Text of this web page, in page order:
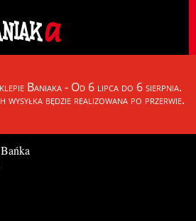
Baniaka - Od 6 lipca do 6 sierpnia.
wysyłka będzie realizowana po przerwie.